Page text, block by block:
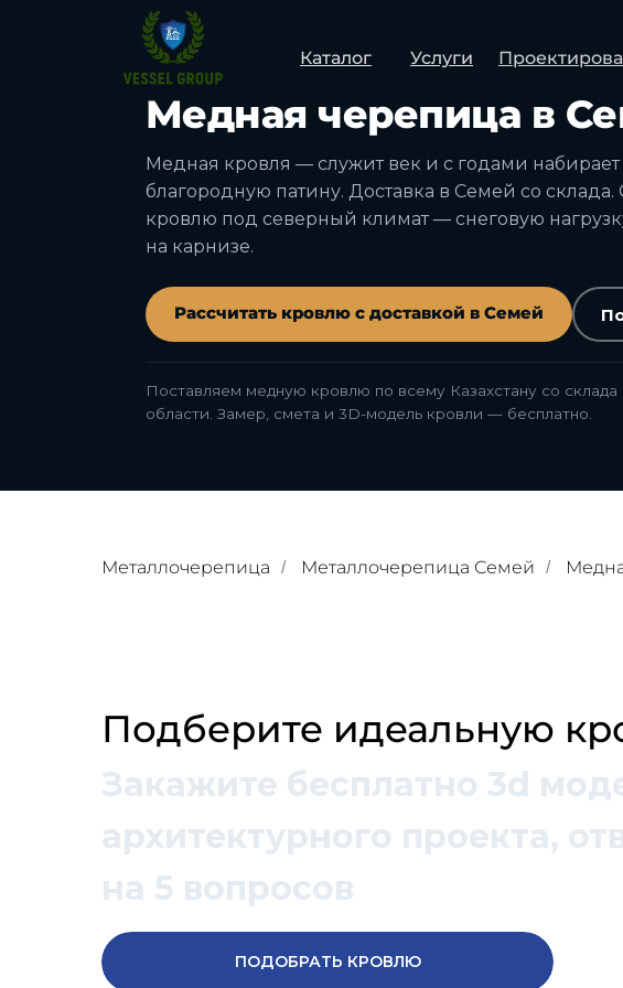
Каталог Услуги
СЕМЕЙ · ОБЛАСТЬ АБАЙ · ДОСТАВКА СО СКЛАДА
Медная черепица в
Медная кровля — служит век и с годами набирает
благородную патину. Доставка в Семей со склада.
кровлю под северный климат — снеговую
на карнизе.
Рассчитать кровлю с доставкой в Семей
Поставляем медную кровлю по всему Казахстану со склада
области. Замер, смета и 3D-модель кровли — бесплатно.
Металлочерепица / Металлочерепица Семей /
ПОДОБРАТЬ КРОВЛЮ
Подберите идеальную
Закажите бесплатно 3d
архитектурного проекта,
на 5 вопросов